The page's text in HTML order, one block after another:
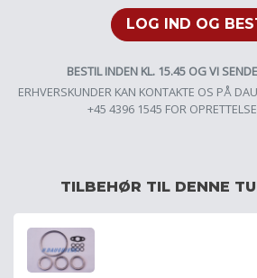
LOG IND OG
BESTIL INDEN KL. 15.45 OG VI
ERHVERSKUNDER KAN KONTAKTE OS PÅ
+45 4396 1545 FOR
TILBEHØR TIL DENNE